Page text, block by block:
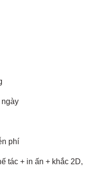
ngày
phí
tác + in ấn + khắc 2D,